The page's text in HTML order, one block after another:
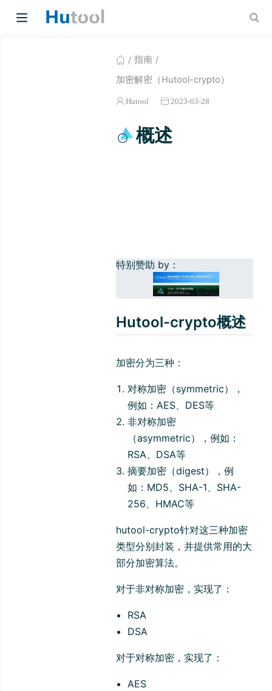
指南
加密解密（Hutool-crypto）
Hutool 2023-03-28
概述
特别赞助 by：
Hutool-crypto概述
加密分为三种：
对称加密（symmetric），
例如：AES、DES等
非对称加密
（asymmetric），例如：
RSA、DSA等
摘要加密（digest），例
如：MD5、SHA-1、SHA-
256、HMAC等
hutool-crypto针对这三种加密
类型分别封装，并提供常用的大
部分加密算法。
对于非对称加密，实现了：
RSA
DSA
对于对称加密，实现了：
AES